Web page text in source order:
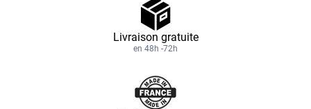
Livraison gratuite
en 48h -72h